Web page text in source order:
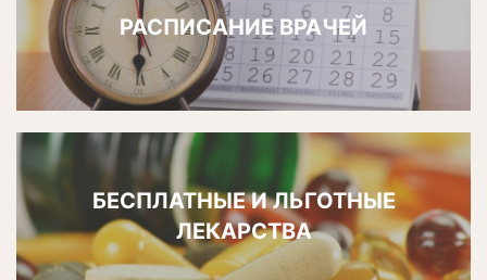
РАСПИСАНИЕ ВРАЧЕЙ
БЕСПЛАТНЫЕ И ЛЬГОТНЫЕ
ЛЕКАРСТВА